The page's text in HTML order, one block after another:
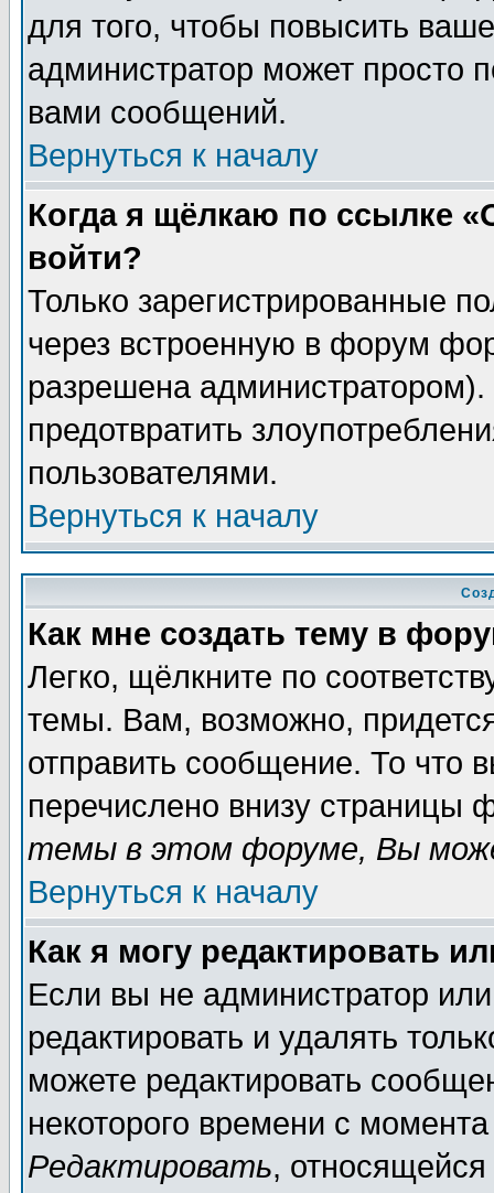
для того, чтобы повысить
администратор может просто
вами сообщений.
Вернуться к началу
Когда я щёлкаю по ссылке
войти?
Только зарегистрированные
через встроенную в форум
разрешена
предотвратить
пользователями.
Вернуться к началу
Как мне создать тему в
Легко, щёлкните по
темы. Вам, возможно,
отправить сообщение. То что
перечислено внизу страницы
темы в этом форуме, Вы
Вернуться к началу
Как я могу редактировать
Если вы не администратор
редактировать и удалять
можете редактировать
некоторого времени с
Редактировать,